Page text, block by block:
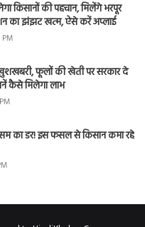
किसानों की पहचान, मिलेंगे भरपूर
का झंझट खत्म, ऐसे करें अप्लाई
फूलों की खेती पर सरकार दे
कैसे मिलेगा लाभ
का डर! इस फसल से किसान कमा रहे